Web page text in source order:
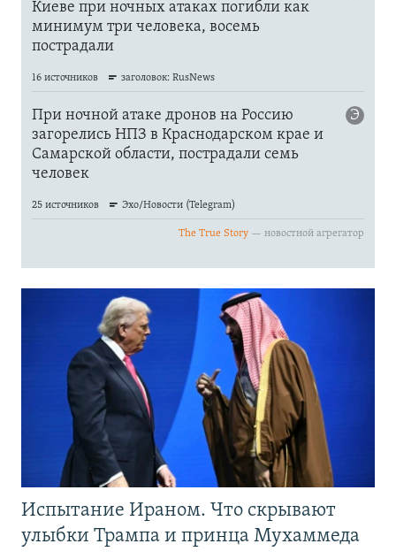
Испытание Ираном. Что скрывают
улыбки Трампа и принца Мухаммеда